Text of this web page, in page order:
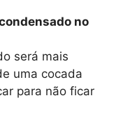
no
será mais
uma cocada
para não ficar